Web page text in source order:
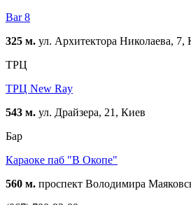
Bar 8
325 м. ул. Архитектора Николаева, 7,
ТРЦ
ТРЦ New Ray
543 м. ул. Драйзера, 21, Киев
Бар
Караоке паб "В Oкопе"
560 м. проспект Володимира